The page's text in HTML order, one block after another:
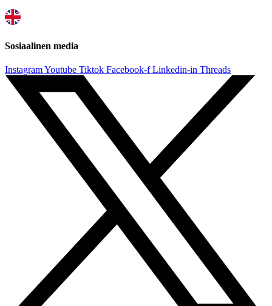
Sosiaalinen media
InstagramYoutube Tiktok Facebook-f Linkedin-in Threads